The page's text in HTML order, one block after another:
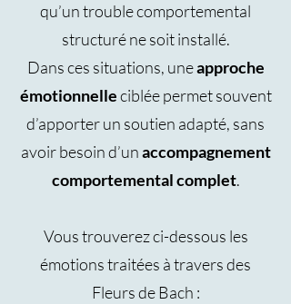
qu’un trouble comportemental
structuré ne soit installé.
Dans ces situations, uneapproche
émotionnelleciblée permet souvent
d’apporter un soutien adapté, sans
avoir besoin d’unaccompagnement
comportemental complet.
Vous trouverez ci-dessous les
émotions traitées à travers des
Fleurs de Bach :